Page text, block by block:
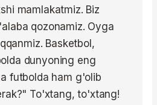
mamlakatmiz. Biz
qozonamiz. Oyga
Basketbol,
dunyoning eng
futbolda ham g'olib
To'xtang, to'xtang!